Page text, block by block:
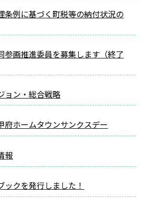
条例に基づく町税等の納付状況の
参画推進委員を募集します（終了
ョン・総合戦略
府ホームタウンサンクスデー
報
ックを発行しました！